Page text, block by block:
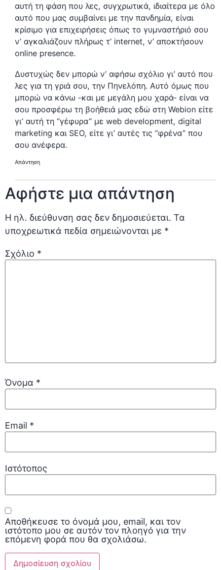
αυτή τη φάση που λες, συγχρωτικά, ιδιαίτερα με όλο
αυτό που μας συμβαίνει με την πανδημία, είναι
κρίσιμο για επιχειρήσεις όπως το γυμναστήριό σου
ν’ αγκαλιάζουν πλήρως τ’ internet, ν’ αποκτήσουν
online presence.
Δυστυχώς δεν μπορώ ν’ αφήσω σχόλιο γι’ αυτό που
λες για τη γριά σου, την Πηνελόπη. Αυτό όμως που
μπορώ να κάνω -και με μεγάλη μου χαρά- είναι να
σου προσφέρω τη βοήθειά μας εδώ στη Webion είτε
γι’ αυτή τη “γέφυρα” με web development, digital
marketing και SEO, είτε γι’ αυτές τις “φρένα” που
σου ανέφερα.
Απάντηση
Αφήστε μια απάντηση
Η ηλ. διεύθυνση σας δεν δημοσιεύεται. Τα
υποχρεωτικά πεδία σημειώνονται με *
Σχόλιο *
Όνομα *
Email *
Ιστότοπος
Αποθήκευσε το όνομά μου, email, και τον
ιστότοπο μου σε αυτόν τον πλοηγό για την
επόμενη φορά που θα σχολιάσω.